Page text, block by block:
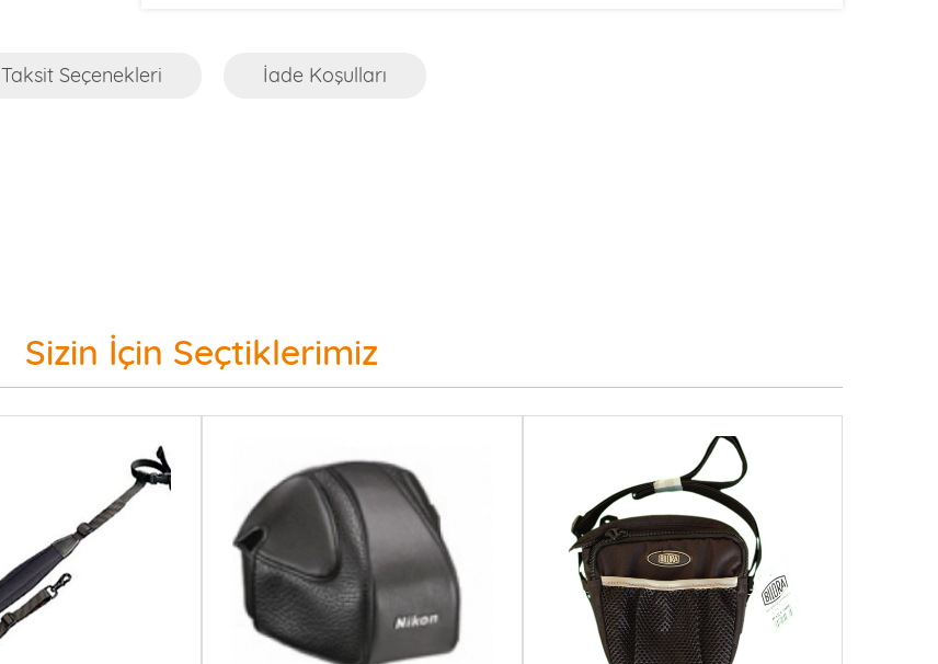
Taksit Seçenekleri İade Koşulları
Sizin İçin Seçtiklerimiz